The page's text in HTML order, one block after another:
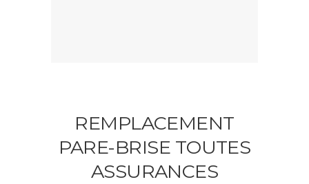
REMPLACEMENT
PARE-BRISE TOUTES
ASSURANCES